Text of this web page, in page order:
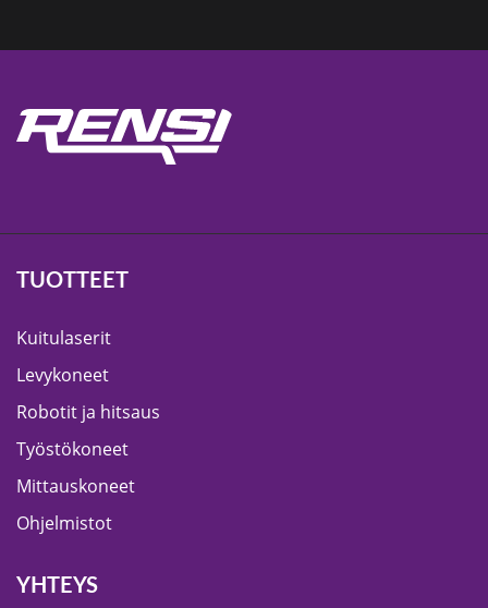
TUOTTEET
Kuitulaserit
Levykoneet
Robotit ja hitsaus
Työstökoneet
Mittauskoneet
Ohjelmistot
YHTEYS